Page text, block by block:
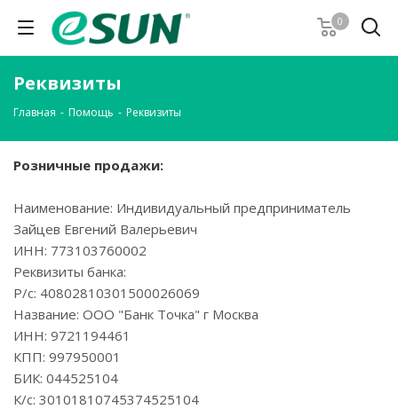
0
Реквизиты
Главная - Помощь - Реквизиты
Розничные продажи:
Наименование: Индивидуальный предприниматель
Зайцев Евгений Валерьевич
ИНН: 773103760002
Реквизиты банка:
Р/с: 40802810301500026069
Название: ООО "Банк Точка" г Москва
ИНН: 9721194461
КПП: 997950001
БИК: 044525104
К/с: 30101810745374525104